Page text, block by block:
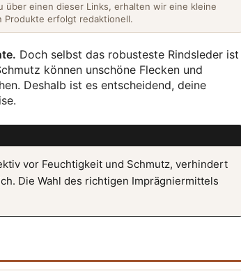
einen dieser Links, erhalten wir eine kleine
Produkte erfolgt redaktionell.
Doch selbst das robusteste Rindsleder ist
können unschöne Flecken und
Deshalb ist es entscheidend, deine
vor Feuchtigkeit und Schmutz, verhindert
Die Wahl des richtigen Imprägniermittels